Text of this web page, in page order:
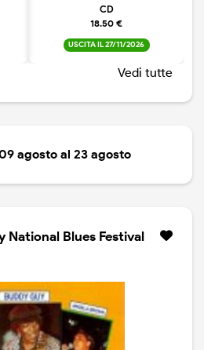
CD
18.50 €
USCITA IL 27/11/2026
Vedi tutte
agosto al 23 agosto
National Blues Festival